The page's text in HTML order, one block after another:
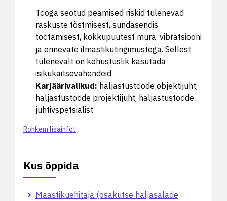
Tööga seotud peamised riskid tulenevad
raskuste tõstmisest, sundasendis
töötamisest, kokkupuutest müra, vibratsiooni
ja erinevate ilmastikutingimustega. Sellest
tulenevalt on kohustuslik kasutada
isikukaitsevahendeid.
Karjäärivalikud: haljastustööde objektijuht,
haljastustööde projektijuht, haljastustööde
juhtivspetsialist
Rohkem lisainfot
Kus õppida
Maastikuehitaja (osakutse haljasalade